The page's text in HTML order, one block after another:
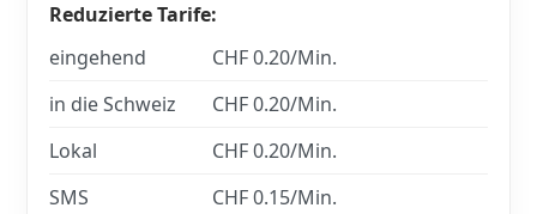
Reduzierte Tarife:
eingehend
CHF 0.20/Min.
in die Schweiz
CHF 0.20/Min.
Lokal
CHF 0.20/Min.
SMS
CHF 0.15/Min.